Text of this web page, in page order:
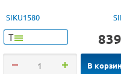
SIKU1580
Т 839
В